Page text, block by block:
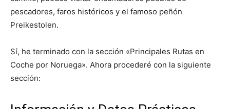
pescadores, faros históricos y el famoso peñón
Preikestolen.
Sí, he terminado con la sección «Principales Rutas en
Coche por Noruega». Ahora procederé con la siguiente
sección: